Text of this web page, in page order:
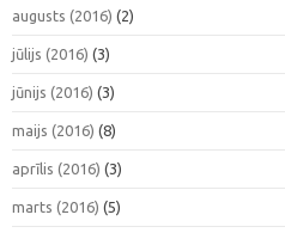
augusts (2016) (2)
jūlijs (2016) (3)
jūnijs (2016) (3)
maijs (2016) (8)
aprīlis (2016) (3)
marts (2016) (5)